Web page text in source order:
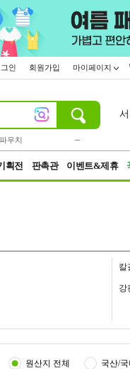
그인 회원가입 마이페이지
파우치
획전 판촉관 이벤트&제휴
칼
강
원산지 전체 국산/